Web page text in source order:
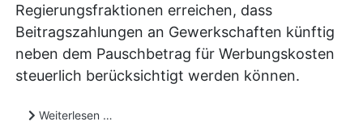
Regierungsfraktionen erreichen, dass
Beitragszahlungen an Gewerkschaften künftig
neben dem Pauschbetrag für Werbungskosten
steuerlich berücksichtigt werden können.
Weiterlesen …